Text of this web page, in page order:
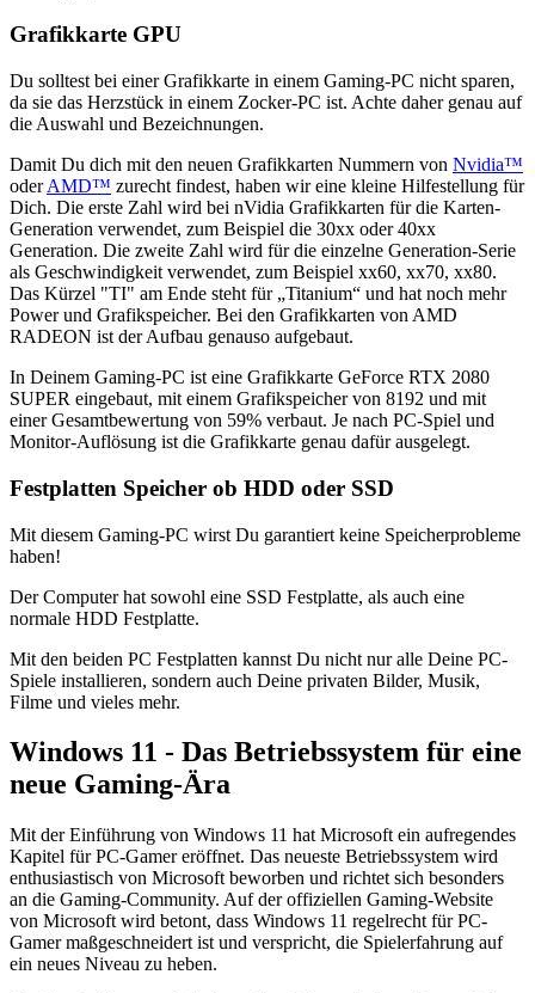
Grafikkarte GPU
Du solltest bei einer Grafikkarte in einem Gaming-PC nicht sparen,
da sie das Herzstück in einem Zocker-PC ist. Achte daher genau auf
die Auswahl und Bezeichnungen.
Damit Du dich mit den neuen Grafikkarten Nummern von Nvidia™
oderAMD™ zurecht findest, haben wir eine kleine Hilfestellung für
Dich. Die erste Zahl wird bei nVidia Grafikkarten für die Karten-
Generation verwendet, zum Beispiel die 30xx oder 40xx
Generation. Die zweite Zahl wird für die einzelne Generation-Serie
als Geschwindigkeit verwendet, zum Beispiel xx60, xx70, xx80.
Das Kürzel "TI" am Ende steht für „Titanium“ und hat noch mehr
Power und Grafikspeicher. Bei den Grafikkarten von AMD
RADEON ist der Aufbau genauso aufgebaut.
In Deinem Gaming-PC ist eine Grafikkarte GeForce RTX 2080
SUPER eingebaut, mit einem Grafikspeicher von 8192 und mit
einer Gesamtbewertung von 59% verbaut. Je nach PC-Spiel und
Monitor-Auflösung ist die Grafikkarte genau dafür ausgelegt.
Festplatten Speicher ob HDD oder SSD
Mit diesem Gaming-PC wirst Du garantiert keine Speicherprobleme
haben!
Der Computer hat sowohl eine SSD Festplatte, als auch eine
normale HDD Festplatte.
Mit den beiden PC Festplatten kannst Du nicht nur alle Deine PC-
Spiele installieren, sondern auch Deine privaten Bilder, Musik,
Filme und vieles mehr.
Windows 11 - Das Betriebssystem für eine
neue Gaming-Ära
Mit der Einführung von Windows 11 hat Microsoft ein aufregendes
Kapitel für PC-Gamer eröffnet. Das neueste Betriebssystem wird
enthusiastisch von Microsoft beworben und richtet sich besonders
an die Gaming-Community. Auf der offiziellen Gaming-Website
von Microsoft wird betont, dass Windows 11 regelrecht für PC-
Gamer maßgeschneidert ist und verspricht, die Spielerfahrung auf
ein neues Niveau zu heben.